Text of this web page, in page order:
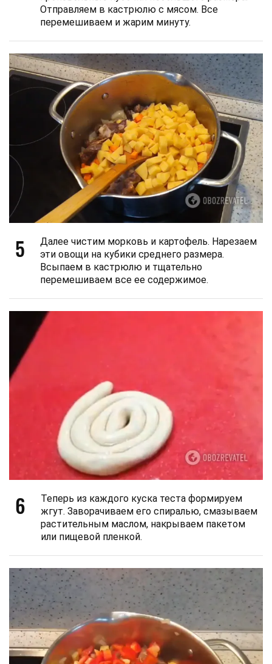
Отправляем в кастрюлю с мясом. Все
перемешиваем и жарим минуту.
5
Далее чистим морковь и картофель. Нарезаем
эти овощи на кубики среднего размера.
Всыпаем в кастрюлю и тщательно
перемешиваем все ее содержимое.
6
Теперь из каждого куска теста формируем
жгут. Заворачиваем его спиралью, смазываем
растительным маслом, накрываем пакетом
или пищевой пленкой.